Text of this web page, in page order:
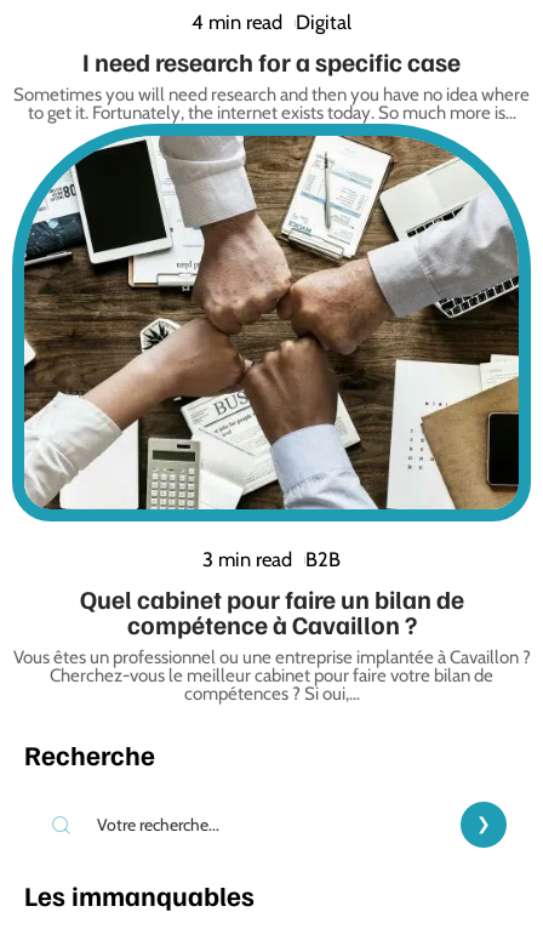
4 min read Digital
I need research for a specific case
Sometimes you will need research and then you have no idea where
to get it. Fortunately, the internet exists today. So much more is…
3 min read B2B
Quel cabinet pour faire un bilan de
compétence à Cavaillon ?
Vous êtes un professionnel ou une entreprise implantée à Cavaillon ?
Cherchez-vous le meilleur cabinet pour faire votre bilan de
compétences ? Si oui,…
Recherche
Les immanquables